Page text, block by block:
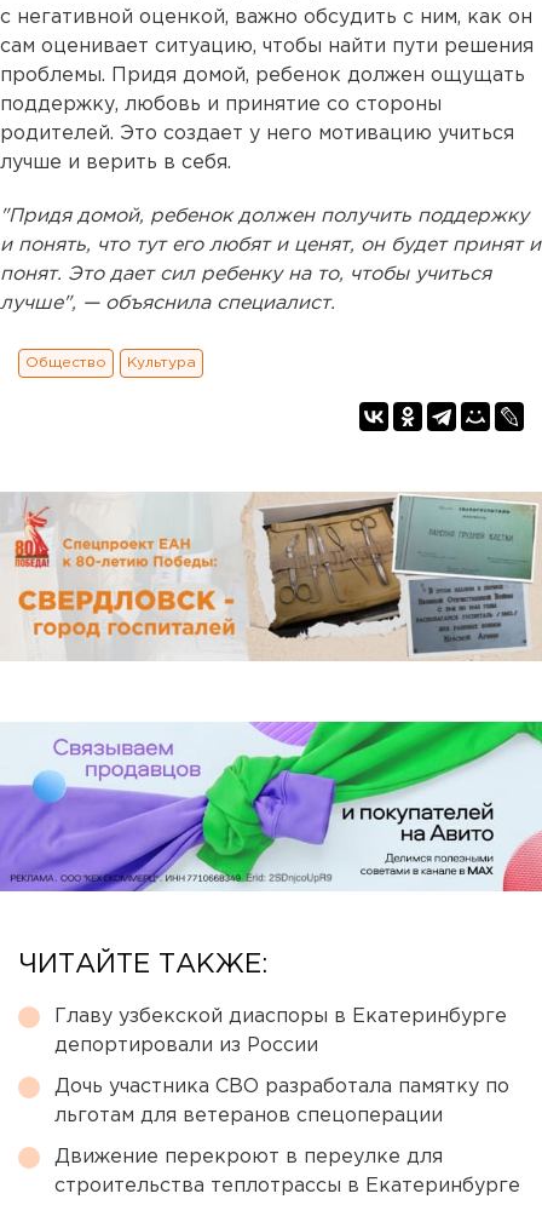
с негативной оценкой, важно обсудить с ним, как он
сам оценивает ситуацию, чтобы найти пути решения
проблемы. Придя домой, ребенок должен ощущать
поддержку, любовь и принятие со стороны
родителей. Это создает у него мотивацию учиться
лучше и верить в себя.
"Придя домой, ребенок должен получить поддержку
и понять, что тут его любят и ценят, он будет принят и
понят. Это дает сил ребенку на то, чтобы учиться
лучше", — объяснила специалист.
Общество Культура
ЧИТАЙТЕ ТАКЖЕ:
Главу узбекской диаспоры в Екатеринбурге
депортировали из России
Дочь участника СВО разработала памятку по
льготам для ветеранов спецоперации
Движение перекроют в переулке для
строительства теплотрассы в Екатеринбурге